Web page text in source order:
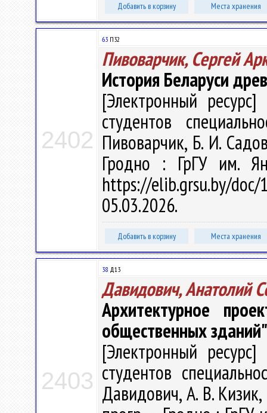
Добавить в корзину Места хранения
2402
63 П32
Пивоварчик, Сергей
История Беларуси
[Электронный
студентов
Пивоварчик, Б. И.
Гродно : ГрГУ им.
https://elib.grsu.by/
05.03.2026.
Добавить в корзину Места хранения
2403
38 Д13
Давидович, Анатолий
Архитектурное
общественных зданий"
[Электронный
студентов
Давидович, А. В.